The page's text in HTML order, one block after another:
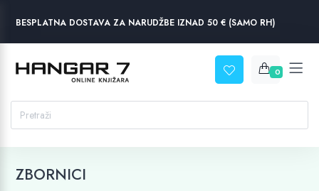
BESPLATNA DOSTAVA ZA NARUDŽBE IZNAD 50 € (SAMO RH)
0
ZBORNICI